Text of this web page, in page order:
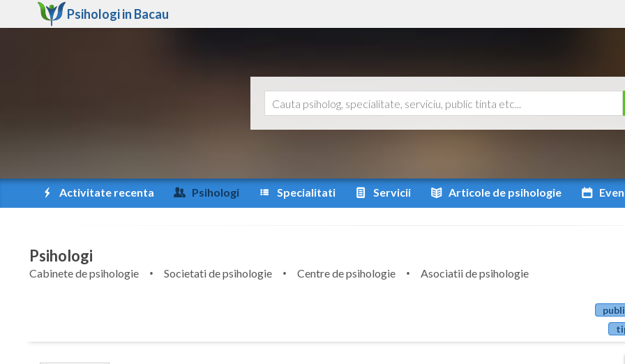
Psihologi in Bacau
Activitate recenta Psihologi Specialitati Servicii Articole de psihologie
Psihologi
Cabinete de psihologie Societati de psihologie Centre de psihologie
Asociatii de psihologie